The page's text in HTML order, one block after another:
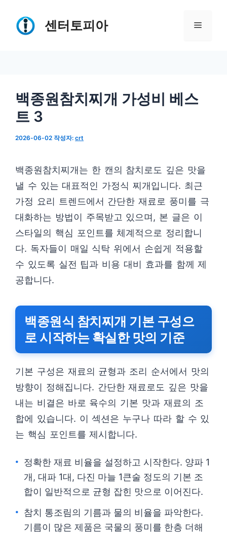
센터토피아 메
백종원참치찌개 가성비 베스
트 3
2026-06-02 작성자: crt
백종원참치찌개는 한 캔의 참치로도 깊은 맛을
낼 수 있는 대표적인 가정식 찌개입니다. 최근
가정 요리 트렌드에서 간단한 재료로 풍미를 극
대화하는 방법이 주목받고 있으며, 본 글은 이
스타일의 핵심 포인트를 체계적으로 정리합니
다. 독자들이 매일 식탁 위에서 손쉽게 적용할
수 있도록 실전 팁과 비용 대비 효과를 함께 제
공합니다.
백종원식 참치찌개 기본 구성으
로 시작하는 확실한 맛의 기준
기본 구성은 재료의 균형과 조리 순서에서 맛의
방향이 정해집니다. 간단한 재료로도 깊은 맛을
내는 비결은 바로 육수의 기본 맛과 재료의 조
합에 있습니다. 이 섹션은 누구나 따라 할 수 있
는 핵심 포인트를 제시합니다.
정확한 재료 비율을 설정하고 시작한다. 양파 1
개, 대파 1대, 다진 마늘 1큰술 정도의 기본 조
합이 일반적으로 균형 잡힌 맛으로 이어진다.
참치 통조림의 기름과 물의 비율을 파악한다.
기름이 많은 제품은 국물의 풍미를 한층 더해